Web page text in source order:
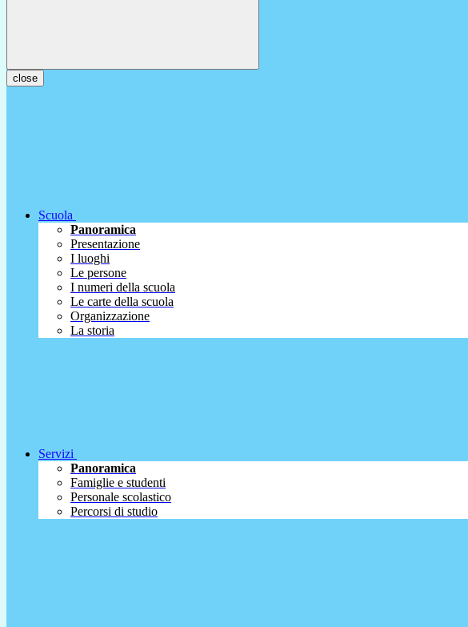
close
Scuola
Panoramica
Presentazione
I luoghi
Le persone
I numeri della scuola
Le carte della scuola
Organizzazione
La storia
Servizi
Panoramica
Famiglie e studenti
Personale scolastico
Percorsi di studio